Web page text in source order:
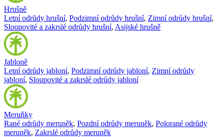
Hrušně
Letní odrůdy hrušní, Podzimní odrůdy hrušní, Zimní odrůdy hrušní,
Sloupovité a zakrslé odrůdy hrušní, Asijské hrušně
Jabloně
Letní odrůdy jabloní, Podzimní odrůdy jabloní, Zimní odrůdy
jabloní, Sloupovité a zakrslé odrůdy jabloní
Meruňky
Rané odrůdy meruněk, Pozdní odrůdy meruněk, Polorané odrůdy
meruněk, Zakrslé odrůdy meruněk